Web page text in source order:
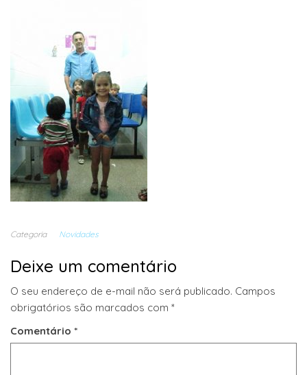
Categoria Novidades
Deixe um comentário
O seu endereço de e-mail não será publicado. Campos
obrigatórios são marcados com *
Comentário *